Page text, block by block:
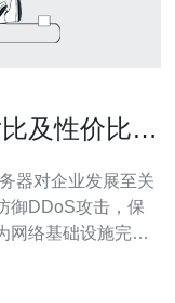
及性价比分
御DDoS攻击，保
网络基础设施完善
其性价比，帮助